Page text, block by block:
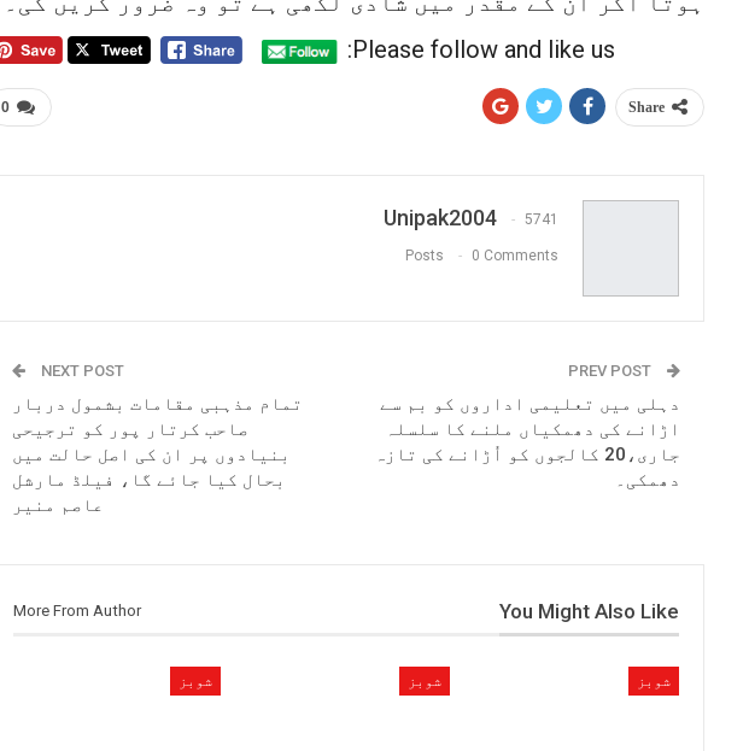
Please follow and like us:
0 Share
Unipak2004 5741
Posts 0 Comments
دہلی میں تعلیمی اداروں کو بم سے
اڑانے کی دھمکیاں ملنے کا سلسلہ
جاری،20 کالجوں کو اُڑانے کی تازہ
دھمکی۔
NEXT POST
تمام مذہبی مقامات بشمول دربار
صاحب کرتار پور کو ترجیحی
بنیادوں پر ان کی اصل حالت میں
بحال کیا جائے گا، فیلڈ مارشل
عاصم منیر
You Might Also Like
More From Author
شوبز شوبز شوبز